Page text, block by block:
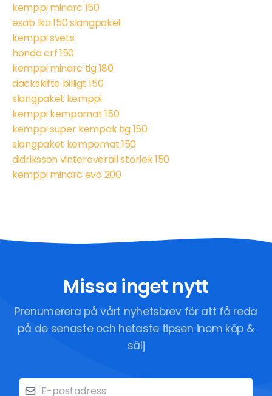
kemppi minarc 150
esab lka 150 slangpaket
kemppi svets
honda crf 150
kemppi minarc tig 180
däckskifte billigt 150
slangpaket kemppi
kemppi kempomat 150
kemppi super kempak tig 150
slangpaket kempomat 150
didriksson vinteroverall storlek 150
kemppi minarc evo 200
Missa inget nytt
Prenumerera på vårt nyhetsbrev för att få reda
på de senaste och hetaste tipsen inom köp &
sälj